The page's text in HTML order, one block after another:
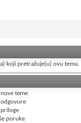
koji pretražuje(u) ovu temu.
teme
poruke